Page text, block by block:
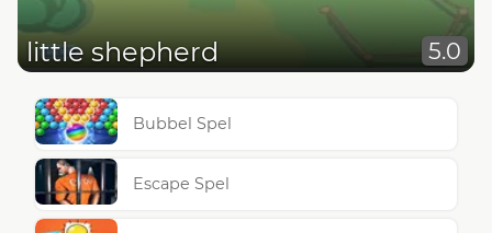
little shepherd 5.0
Bubbel Spel
Escape Spel